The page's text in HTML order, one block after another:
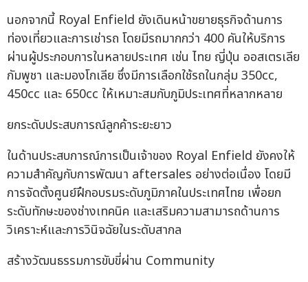
นอกจากนี้ Royal Enfield ยังเดินหน้าขยายธุรกิจด้านการ
ท่องเที่ยวและการเช่ารถ โดยมีรถมากกว่า 400 คันให้บริการ
ผ่านผู้ประกอบการในหลายประเทศ เช่น ไทย ญี่ปุ่น ออสเตรเลีย
กัมพูชา และมองโกเลีย ซึ่งมีการเลือกใช้รถในกลุ่ม 350cc,
450cc และ 650cc ให้เหมาะสมกับภูมิประเทศที่หลากหลาย
ยกระดับประสบการณ์ลูกค้าระยะยาว
ในด้านประสบการณ์การเป็นเจ้าของ Royal Enfield ยังคงให้
ความสำคัญกับการพัฒนา aftersales อย่างต่อเนื่อง โดยมี
การจัดตั้งศูนย์ฝึกอบรมระดับภูมิภาคในประเทศไทย เพื่อยก
ระดับทักษะของช่างเทคนิค และเสริมความสามารถด้านการ
วิเคราะห์และการวินิจฉัยในระดับสากล
สร้างวัฒนธรรมการขับขี่ผ่าน Community